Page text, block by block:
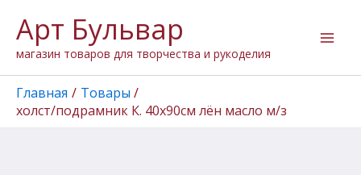
содержимому
Арт Бульвар
магазин товаров для творчества и рукоделия
Главная
Товары
холст/подрамник К. 40х90см лён масло м/з